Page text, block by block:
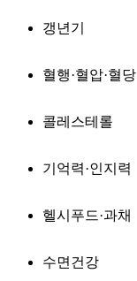
갱년기
혈행·혈압·혈당
콜레스테롤
기억력·인지력
헬시푸드·과채
수면건강